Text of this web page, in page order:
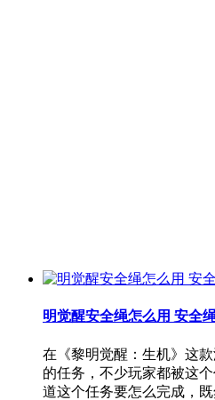
明觉醒安全绳怎么用 安全
在《黎明觉醒：生机》这
的任务，不少玩家都被这
道这个任务要怎么完成，